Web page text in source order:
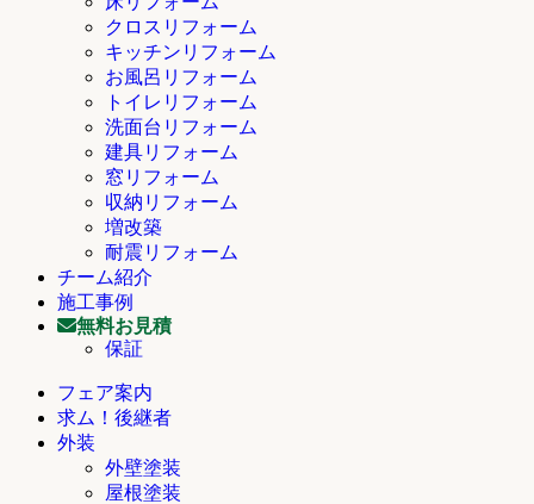
クロスリフォーム
キッチンリフォーム
お風呂リフォーム
トイレリフォーム
洗面台リフォーム
建具リフォーム
窓リフォーム
収納リフォーム
増改築
耐震リフォーム
チーム紹介
施工事例
無料お見積
保証
フェア案内
求ム！後継者
外装
外壁塗装
屋根塗装